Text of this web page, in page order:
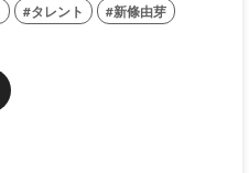
タレント 新條由芽